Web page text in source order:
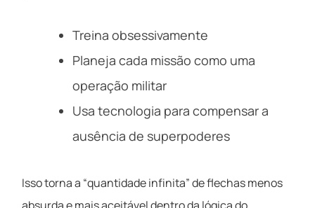
Treina obsessivamente
Planeja cada missão como uma
operação militar
Usa tecnologia para compensar a
ausência de superpoderes
Isso torna a “quantidade infinita” de flechas menos